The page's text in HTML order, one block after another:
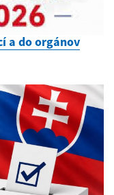
a do orgánov